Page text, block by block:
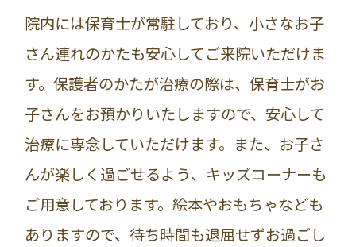
院内には保育士が常駐しており、小さなお子
さん連れのかたも安心してご来院いただけま
す。保護者のかたが治療の際は、保育士がお
子さんをお預かりいたしますので、安心して
治療に専念していただけます。また、お子さ
んが楽しく過ごせるよう、キッズコーナーも
ご用意しております。絵本やおもちゃなども
ありますので、待ち時間も退屈せずお過ごし